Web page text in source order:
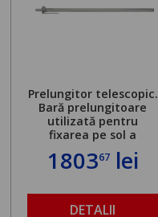
Prelungitor telescopic.
Bară prelungitoare
utilizată pentru
fixarea pe sol a
standului mașinii de
găurit în locul
maximă admisă de 500
180367lei
DETALII